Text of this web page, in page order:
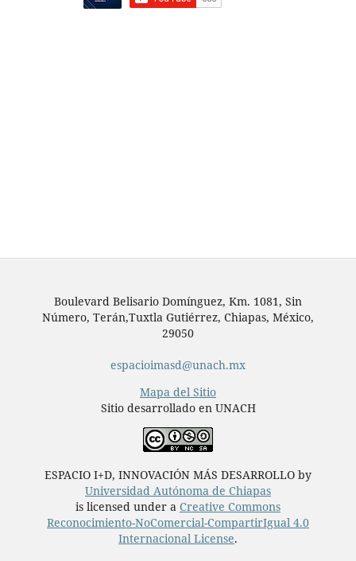
Boulevard Belisario Domínguez, Km. 1081, Sin
Número, Terán,Tuxtla Gutiérrez, Chiapas, México,
29050
espacioimasd@unach.mx
Mapa del Sitio
Sitio desarrollado en UNACH
ESPACIO I+D, INNOVACIÓN MÁS DESARROLLO by
Universidad Autónoma de Chiapas
is licensed under a Creative Commons
Reconocimiento-NoComercial-CompartirIgual 4.0
Internacional License.